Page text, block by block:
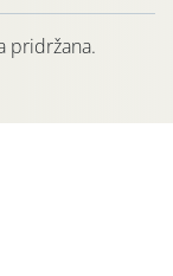
pridržana.